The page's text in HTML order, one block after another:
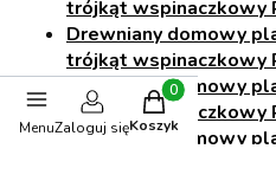
trójkąt wspinaczkowy
Drewniany domowy
trójkąt wspinaczkowy
Drewniany domowy
trójkąt wspinaczkowy
Drewniany domowy
MenuZaloguj się
Produkty w
Koszyk